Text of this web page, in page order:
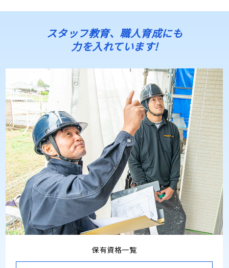
スタッフ教育、職人育成にも
力を入れています!
保有資格一覧